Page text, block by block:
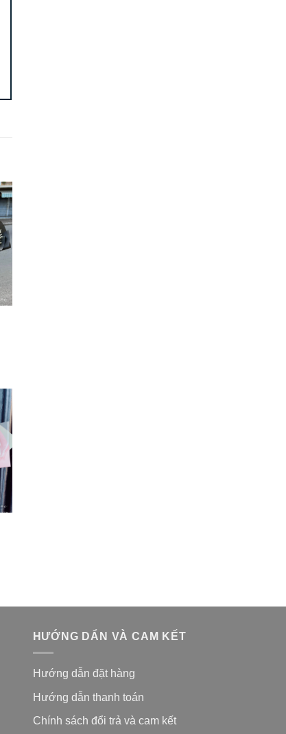
HƯỚNG DẨN VÀ CAM KẾT
Hướng dẫn đặt hàng
Hướng dẫn thanh toán
Chính sách đổi trả và cam kết